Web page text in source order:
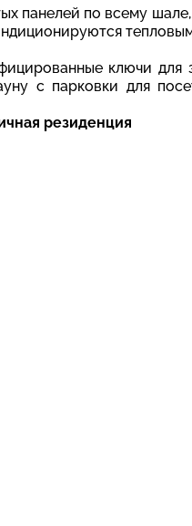
панелей по всему
ключи для
с парковки для
резиденция